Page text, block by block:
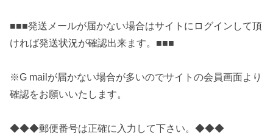
■■■発送メールが届かない場合はサイトにログインして頂
ければ発送状況が確認出来ます。■■■
※G mailが届かない場合が多いのでサイトの会員画面より
確認をお願いいたします。
◆◆◆郵便番号は正確に入力して下さい。◆◆◆